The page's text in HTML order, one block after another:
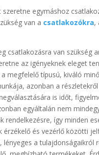
szeretne egymáshoz
van a csatlakozókra,
csatlakozásra van szükség
az igényeknek eleget
megfelelő típusú, kiváló
azonban a
is időt,
egyáltalán nem
rendelkezésre, így minden
érzékelő és vezérlő közötti
, lényeges a tulajdonságaikról